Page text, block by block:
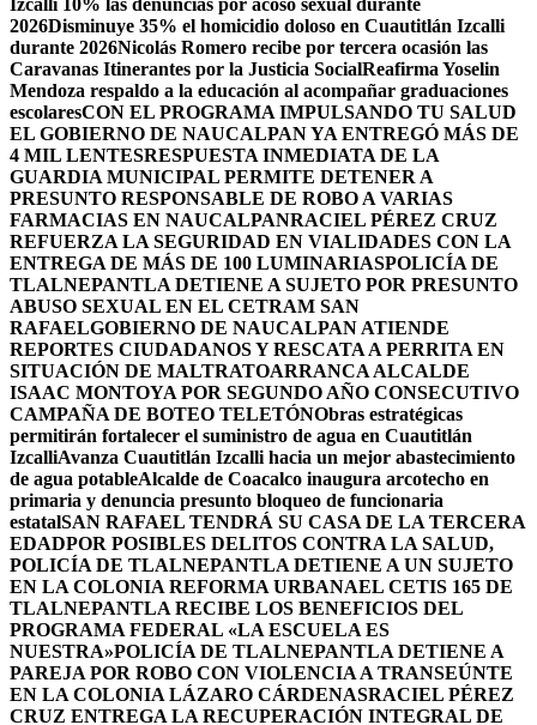
Izcalli 10% las denuncias por acoso sexual durante
2026Disminuye 35% el homicidio doloso en Cuautitlán Izcalli
durante 2026Nicolás Romero recibe por tercera ocasión las
Caravanas Itinerantes por la Justicia SocialReafirma Yoselin
Mendoza respaldo a la educación al acompañar graduaciones
escolaresCON EL PROGRAMA IMPULSANDO TU SALUD
EL GOBIERNO DE NAUCALPAN YA ENTREGÓ MÁS DE
4 MIL LENTESRESPUESTA INMEDIATA DE LA
GUARDIA MUNICIPAL PERMITE DETENER A
PRESUNTO RESPONSABLE DE ROBO A VARIAS
FARMACIAS EN NAUCALPANRACIEL PÉREZ CRUZ
REFUERZA LA SEGURIDAD EN VIALIDADES CON LA
ENTREGA DE MÁS DE 100 LUMINARIASPOLICÍA DE
TLALNEPANTLA DETIENE A SUJETO POR PRESUNTO
ABUSO SEXUAL EN EL CETRAM SAN
RAFAELGOBIERNO DE NAUCALPAN ATIENDE
REPORTES CIUDADANOS Y RESCATA A PERRITA EN
SITUACIÓN DE MALTRATOARRANCA ALCALDE
ISAAC MONTOYA POR SEGUNDO AÑO CONSECUTIVO
CAMPAÑA DE BOTEO TELETÓNObras estratégicas
permitirán fortalecer el suministro de agua en Cuautitlán
IzcalliAvanza Cuautitlán Izcalli hacia un mejor abastecimiento
de agua potableAlcalde de Coacalco inaugura arcotecho en
primaria y denuncia presunto bloqueo de funcionaria
estatalSAN RAFAEL TENDRÁ SU CASA DE LA TERCERA
EDADPOR POSIBLES DELITOS CONTRA LA SALUD,
POLICÍA DE TLALNEPANTLA DETIENE A UN SUJETO
EN LA COLONIA REFORMA URBANAEL CETIS 165 DE
TLALNEPANTLA RECIBE LOS BENEFICIOS DEL
PROGRAMA FEDERAL «LA ESCUELA ES
NUESTRA»POLICÍA DE TLALNEPANTLA DETIENE A
PAREJA POR ROBO CON VIOLENCIA A TRANSEÚNTE
EN LA COLONIA LÁZARO CÁRDENASRACIEL PÉREZ
CRUZ ENTREGA LA RECUPERACIÓN INTEGRAL DE